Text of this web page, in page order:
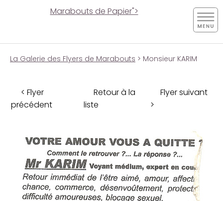
Marabouts de Papier">
La Galerie des Flyers de Marabouts > Monsieur KARIM
< Flyer
précédent
Retour à la
liste
Flyer suivant
>